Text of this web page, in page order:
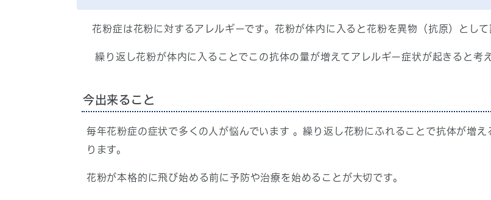
花粉症は花粉に対するアレルギーです。花粉が体内に入ると花粉を異物（抗原）とし
繰り返し花粉が体内に入ることでこの抗体の量が増えてアレルギー症状が起きると考
今出来ること
毎年花粉症の症状で多くの人が悩んでいます 。繰り返し花粉にふれることで抗体が増
ります。
花粉が本格的に飛び始める前に予防や治療を始めることが大切です。